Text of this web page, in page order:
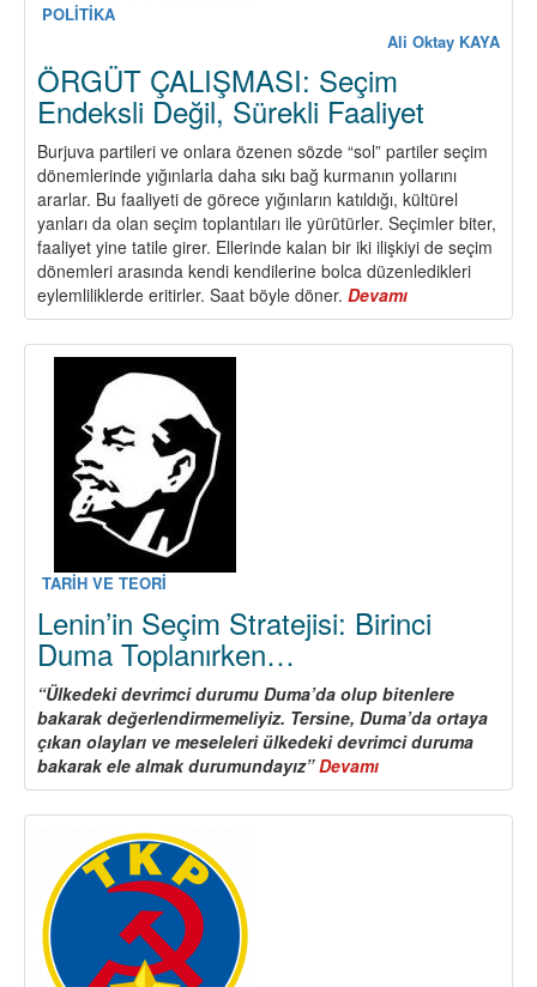
POLİTİKA
Ali Oktay KAYA
ÖRGÜT ÇALIŞMASI: Seçim
Endeksli Değil, Sürekli Faaliyet
Burjuva partileri ve onlara özenen sözde “sol” partiler seçim
dönemlerinde yığınlarla daha sıkı bağ kurmanın yollarını
ararlar. Bu faaliyeti de görece yığınların katıldığı, kültürel
yanları da olan seçim toplantıları ile yürütürler. Seçimler biter,
faaliyet yine tatile girer. Ellerinde kalan bir iki ilişkiyi de seçim
dönemleri arasında kendi kendilerine bolca düzenledikleri
eylemliliklerde eritirler. Saat böyle döner. Devamı
ÖRGÜT
ÇALIŞMASI:
TARİH VE TEORİ
Lenin’in Seçim Stratejisi: Birinci
Duma Toplanırken…
“Ülkedeki devrimci durumu Duma’da olup bitenlere
bakarak değerlendirmemeliyiz. Tersine, Duma’da ortaya
çıkan olayları ve meseleleri ülkedeki devrimci duruma
bakarak ele almak durumundayız” Devamı
Lenin’in
Seçim